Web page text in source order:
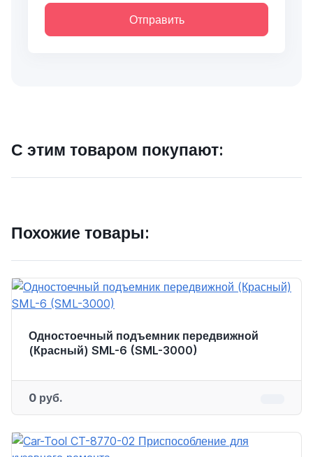
Отправить
С этим товаром покупают:
Похожие товары:
Одностоечный подъемник передвижной
(Красный) SML-6 (SML-3000)
0 руб.